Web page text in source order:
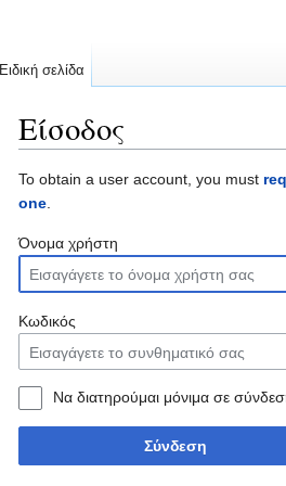
Είσοδος
To obtain a user account, you must
one.
Όνομα χρήστη
Κωδικός
Να διατηρούμαι μόνιμα σε
Σύνδεση
Ειδική σελίδα